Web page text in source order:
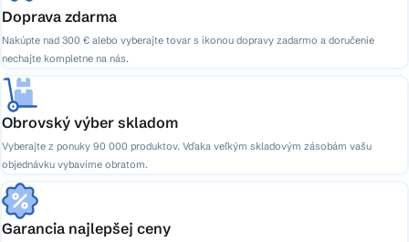
Doprava zdarma
Nakúpte nad 300 € alebo vyberajte tovar s ikonou dopravy zadarmo a doručenie
nechajte kompletne na nás.
Obrovský výber skladom
Vyberajte z ponuky 90 000 produktov. Vďaka veľkým skladovým zásobám vašu
objednávku vybavíme obratom.
Garancia najlepšej ceny